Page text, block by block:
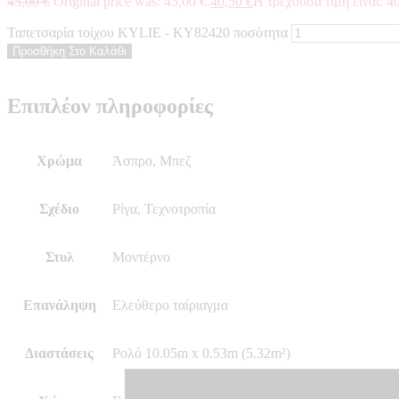
Ταπετσαρία τοίχου KYLIE - KY82420 ποσότητα
Προσθήκη Στο Καλάθι
Επιπλέον πληροφορίες
Χρώμα Άσπρο, Μπεζ
Σχέδιο Ρίγα, Τεχνοτροπία
Στυλ Μοντέρνο
Επανάληψη Ελεύθερο ταίριαγμα
Διαστάσεις Ρολό 10.05m x 0.53m (5.32m²)